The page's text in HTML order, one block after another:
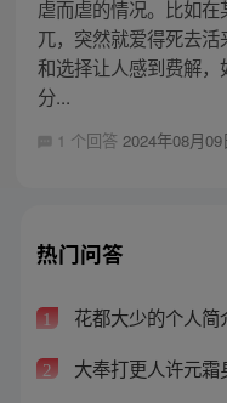
虐而虐的情况。比如
兀，突然就爱得死去
和选择让人感到费解
分...
1 个回答 2024年08月
热门问答
1 花都大少的个人简
2 大奉打更人许元霜